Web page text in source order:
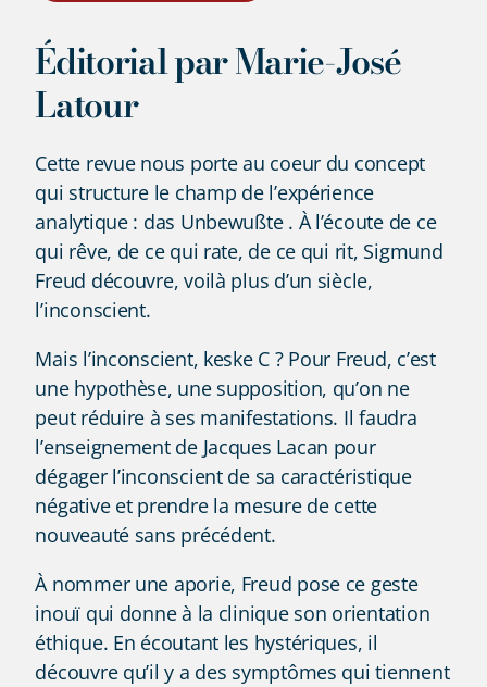
Éditorial par Marie-José
Latour
Cette revue nous porte au coeur du concept
qui structure le champ de l’expérience
analytique : das Unbewußte . À l’écoute de ce
qui rêve, de ce qui rate, de ce qui rit, Sigmund
Freud découvre, voilà plus d’un siècle,
l’inconscient.
Mais l’inconscient, keske C ? Pour Freud, c’est
une hypothèse, une supposition, qu’on ne
peut réduire à ses manifestations. Il faudra
l’enseignement de Jacques Lacan pour
dégager l’inconscient de sa caractéristique
négative et prendre la mesure de cette
nouveauté sans précédent.
À nommer une aporie, Freud pose ce geste
inouï qui donne à la clinique son orientation
éthique. En écoutant les hystériques, il
découvre qu’il y a des symptômes qui tiennent